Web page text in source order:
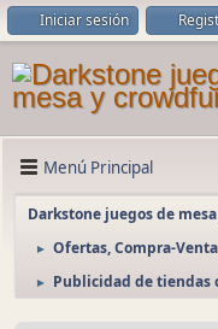
Iniciar sesión
Menú Principal
Darkstone juegos de
► Ofertas, Compra-
► Publicidad de tiendas